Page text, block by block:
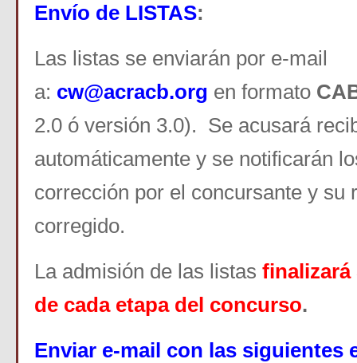
Envío de LISTAS:
Las listas se enviarán por e-mail
a: cw@acracb.org en formato
2.0 ó versión 3.0). Se acusará
automáticamente y se notificarán
corrección por el concursante y su
corregido.
La admisión de las listas finalizará
de cada etapa del concurso.
Enviar e-mail con las siguientes